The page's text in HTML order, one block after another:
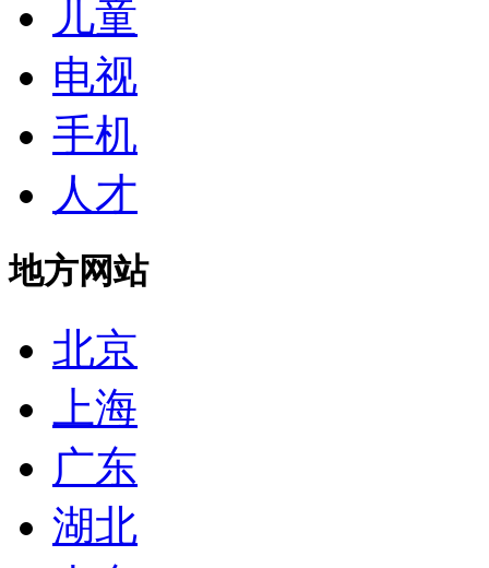
儿童
电视
手机
人才
地方网站
北京
上海
广东
湖北